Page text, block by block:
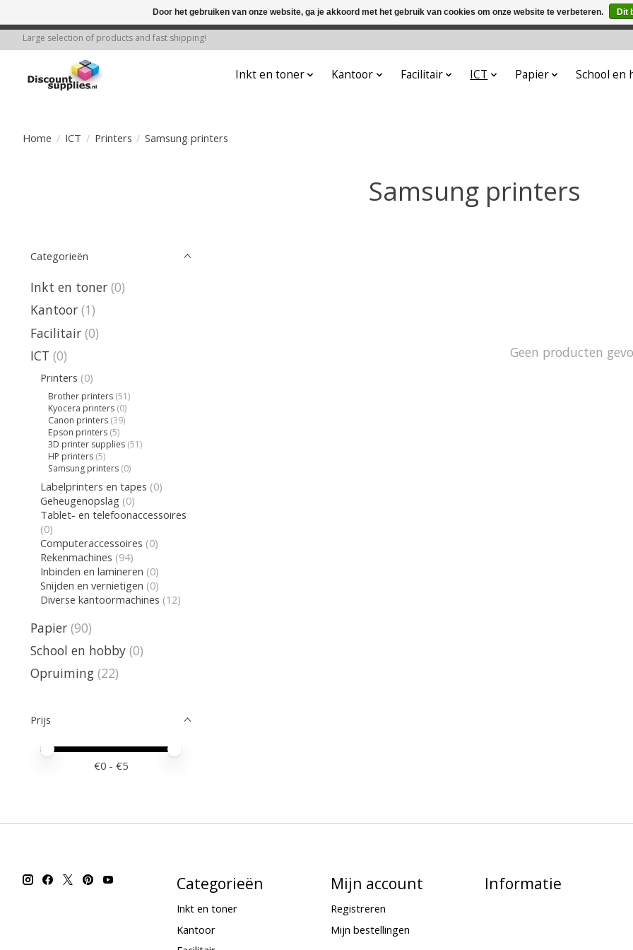
Large selection of products and fast shipping!
Inkt en toner Kantoor Facilitair ICT Papier School en
Home / ICT / Printers / Samsung printers
Samsung printers
Categorieën
Inkt en toner (0)
Kantoor (1)
Facilitair (0)
ICT (0)
Printers (0)
Brother printers (51)
Kyocera printers (0)
Canon printers (39)
Epson printers (5)
3D printer supplies (51)
HP printers (5)
Samsung printers (0)
Labelprinters en tapes (0)
Geheugenopslag (0)
Tablet- en telefoonaccessoires
(0)
Computeraccessoires (0)
Rekenmachines (94)
Inbinden en lamineren (0)
Snijden en vernietigen (0)
Diverse kantoormachines (12)
Papier (90)
School en hobby (0)
Opruiming (22)
Prijs
Minimale prijswaarde
Price maximum value
€0 - €5
Geen producten
Categorieën
Inkt en toner
Kantoor
Mijn account
Registreren
Mijn bestellingen
Informatie
Door het gebruiken van onze website, ga je akkoord met het gebruik van cookies om onze website te verbeteren. Dit
← Keer terug naar de backofficeDeze winkel is in aanbouw. Eventueel geplaatste orders zullen niet